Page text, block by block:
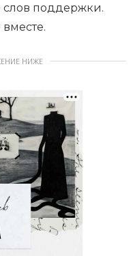
поддержки.
НИЖЕ